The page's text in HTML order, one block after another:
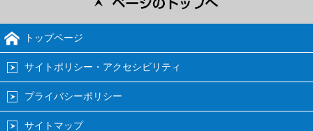
トップページ
サイトポリシー・アクセシビリティ
プライバシーポリシー
サイトマップ